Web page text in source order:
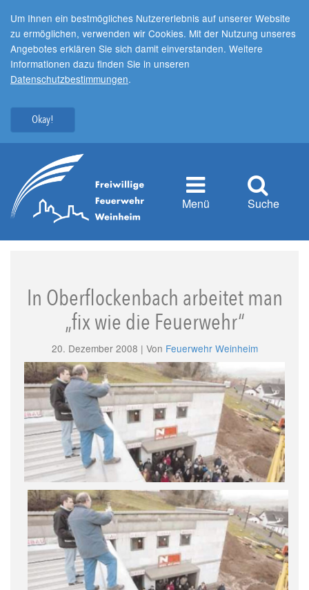
Um Ihnen ein bestmögliches Nutzererlebnis auf unserer Website
zu ermöglichen, verwenden wir Cookies. Mit der Nutzung unseres
Angebotes erklären Sie sich damit einverstanden. Weitere
Informationen dazu finden Sie in unseren
Datenschutzbestimmungen.
Okay!
Menü Suche
In Oberflockenbach arbeitet man
„fix wie die Feuerwehr“
20. Dezember 2008 | Von Feuerwehr Weinheim